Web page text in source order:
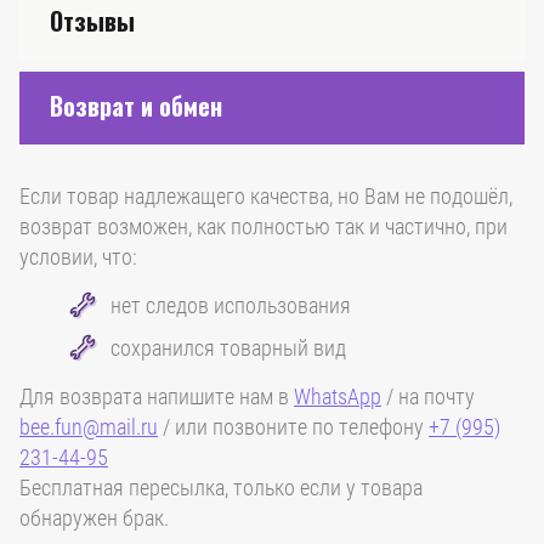
Отзывы
Возврат и обмен
Если товар надлежащего качества, но Вам не подошёл,
возврат возможен, как полностью так и частично, при
условии, что:
нет следов использования
сохранился товарный вид
Для возврата напишите нам в WhatsApp / на почту
bee.fun@mail.ru / или позвоните по телефону +7 (995)
231-44-95
Бесплатная пересылка, только если у товара
обнаружен брак.